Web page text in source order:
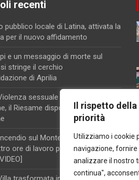
Il rispetto della
priorità
Utilizziamo i cookie
navigazione,
analizzare il nostro
continua",
recenti
pubblico locale di Latina, attivata la
per il nuovo affidamento
e un messaggio di morte sul
stringe il cerchio
di Aprilia
sessuale su una
il Riesame dispone il carcere per
sul Monte Trevi,
ore di lavoro per domare le